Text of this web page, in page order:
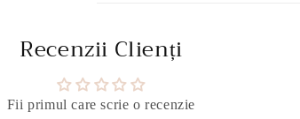
Recenzii Clienți
Fii primul care scrie o recenzie